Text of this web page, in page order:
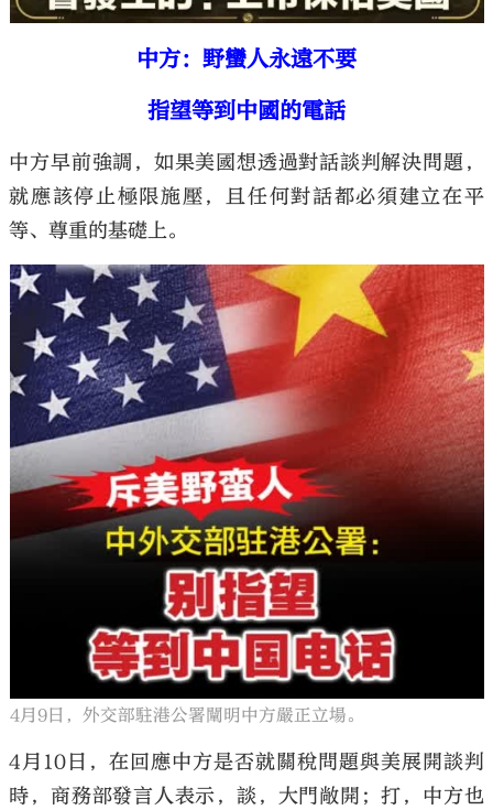
中方：野蠻人永遠不要
指望等到中國的電話
中方早前強調，如果美國想透過對話談判解決問題，
就應該停止極限施壓，且任何對話都必須建立在平
等、尊重的基礎上。
4月9日，外交部駐港公署闡明中方嚴正立場。
4月10日，在回應中方是否就關稅問題與美展開談判
時，商務部發言人表示，談，大門敞開；打，中方也